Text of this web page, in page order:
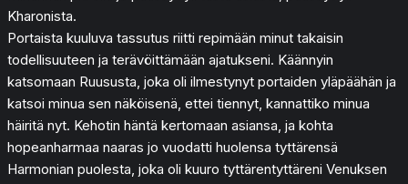
Kharonista.
Portaista kuuluva tassutus riitti repimään minut takaisin
todellisuuteen ja terävöittämään ajatukseni. Käännyin
katsomaan Ruususta, joka oli ilmestynyt portaiden yläpäähän ja
katsoi minua sen näköisenä, ettei tiennyt, kannattiko minua
häiritä nyt. Kehotin häntä kertomaan asiansa, ja kohta
hopeanharmaa naaras jo vuodatti huolensa tyttärensä
Harmonian puolesta, joka oli kuuro tyttärentyttäreni Venuksen